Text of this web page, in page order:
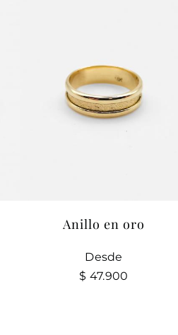
Anillo en oro
Desde
$ 47.900